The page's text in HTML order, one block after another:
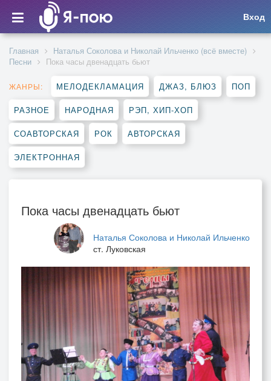
Вход
Главная
Наталья Соколова и Николай Ильченко (всё вместе)
Песни
Пока часы двенадцать бьют
ЖАНРЫ: МЕЛОДЕКЛАМАЦИЯ ДЖАЗ, БЛЮЗ ПОП
РАЗНОЕ НАРОДНАЯ РЭП, ХИП-ХОП
СОАВТОРСКАЯ РОК АВТОРСКАЯ
ЭЛЕКТРОННАЯ
Пока часы двенадцать бьют
Наталья Соколова и Николай Ильченко
ст. Луковская